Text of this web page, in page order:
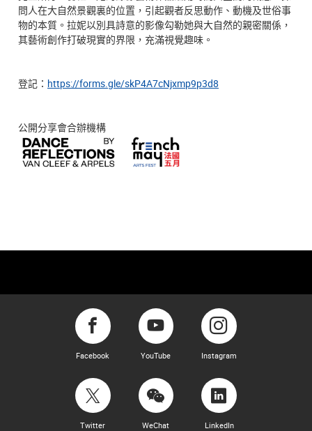
問人在大自然景觀裏的位置，引起觀者反思動作、動機及世俗事
物的本質。拉妮以別具詩意的影像勾勒她與大自然的親密關係，
其藝術創作打破現實的界限，充滿視覺趣味。
登記： https://forms.gle/skP4A7cNjxmp9p3d8
公開分享會合辦機構
Facebook YouTube Instagram
Twitter WeChat LinkedIn